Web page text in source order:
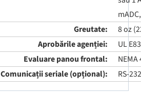
Greutate:
8 oz
Aprobările agenției:
UL
Evaluare panou frontal:
NEMA
Comunicații seriale (opțional):
RS-